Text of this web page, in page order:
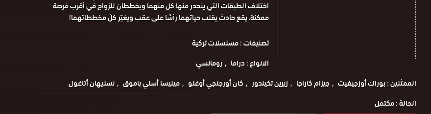
اختلاف الطبقات التي ينحدر منها كل منهما ويخططان للزواج في أقرب فرصة
ممكنة. يقع حادث يقلب حياتهما رأسًا على عقب ويغيّر كلّ مخططاتهما!
تصنيفات :مسلسلات تركية
الانواع :دراما
رومانسي
الممثلين :بوراك أوزجيفيت جيزام كاراجا زيرين تكيندور كان أورجنجي أوغلو ميليسا أسلي باموق
نسليهان أتاغول
الحالة :مكتمل